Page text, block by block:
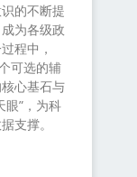
的不断提
为各级政
程中，
可选的辅
心基石与
眼”，为科
支撑。